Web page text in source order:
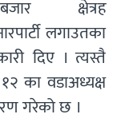
क्षेत्रह
लगाउतका
दिए । त्यस्तै
का वडाअध्यक्ष
गरेको छ ।